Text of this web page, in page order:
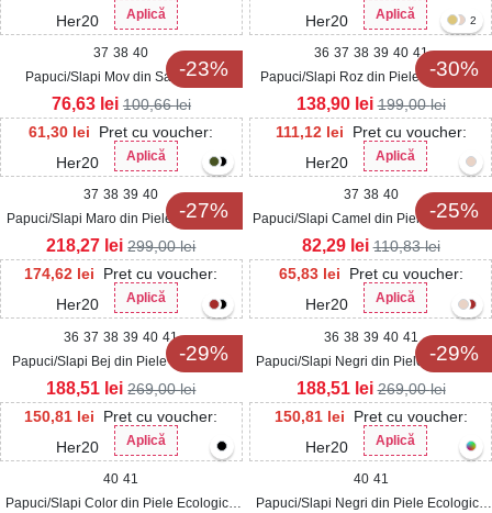
Her20
Aplică
Her20
Aplică
-23%
37 38 40
Papuci/Slapi Mov din Satin Leyli
61,30 lei
Pret cu voucher:
Her20
Aplică
76,63 lei 100,66lei
-30%
2
36 37 38 39 40 41
Papuci/Slapi Roz din Piele Ecologica
Intoarsa Cavely
111,12 lei
Pret cu voucher:
Her20
Aplică
138,90 lei 199,00lei
-27%
37 38 39 40
Papuci/Slapi Maro din Piele Ecologica
Intoarsa Halya
174,62 lei
Pret cu voucher:
Her20
Aplică
218,27 lei 299,00lei
-25%
37 38 40
Papuci/Slapi Camel din Piele Ecologica
Emelie
65,83 lei
Pret cu voucher:
Her20
Aplică
82,29 lei 110,83lei
-29%
36 37 38 39 40 41
Papuci/Slapi Bej din Piele Ecologica
Intoarsa Davla
150,81 lei
Pret cu voucher:
Her20
Aplică
188,51 lei 269,00lei
-29%
36 38 39 40 41
Papuci/Slapi Negri din Piele Ecologica
Intoarsa Davla
150,81 lei
Pret cu voucher:
Her20
Aplică
188,51 lei 269,00lei
40 41
Papuci/Slapi Color din Piele Ecologica
40 41
Papuci/Slapi Negri din Piele Ecologica